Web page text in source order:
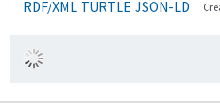
RDF/XML TURTLE JSON-LD